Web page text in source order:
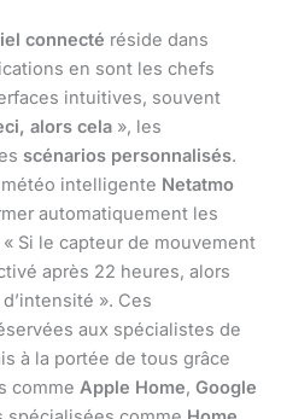
connecté réside dans
en sont les chefs
intuitives, souvent
alors cela », les
scénarios personnalisés.
météo intelligente Netatmo
automatiquement les
« Si le capteur de mouvement
après 22 heures, alors
». Ces
aux spécialistes de
à la portée de tous grâce
comme Apple Home, Google